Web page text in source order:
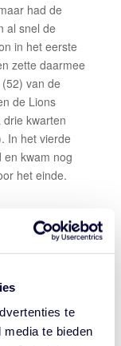
te
te bieden
had de
al snel de
in het eerste
zette daarmee
van de
de Lions
kwarten
In het vierde
en kwam nog
het einde.
7 rebounds;
(37-35), had